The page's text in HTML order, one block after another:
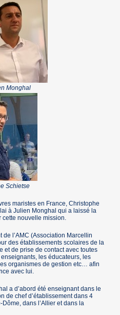
Monghal
Schietse
maristes en France, Christophe
à Julien Monghal qui a laissé la
nouvelle mission.
de l’AMC (Association Marcellin
des établissements scolaires de la
et de prise de contact avec toutes
les éducateurs, les
organismes de gestion etc… afin
avec lui.
a d’abord été enseignant dans le
de chef d’établissement dans 4
dans l’Allier et dans la